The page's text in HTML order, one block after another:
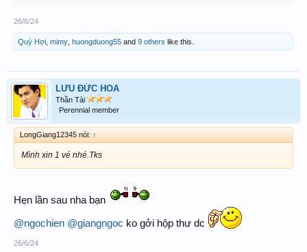
26/6/24
Quý Hợi mimy huongduong55 and 9 others like this.
LƯU ĐỨC HOA
Thần Tài
Perennial member
LongGiang12345 nói: ↑
Mình xin 1 vé nhé.Tks
Hẹn lần sau nha bạn
@ngochien @giangngoc ko gởi hộp thư dc
26/6/24